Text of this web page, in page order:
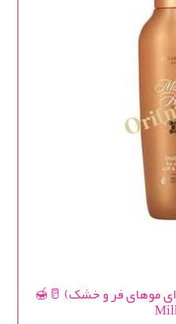
موهای فر و خشک) 🥛🍯